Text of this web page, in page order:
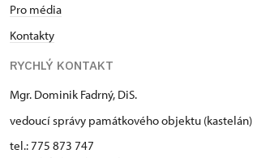
Pro média
Kontakty
RYCHLÝ KONTAKT
Mgr. Dominik Fadrný, DiS.
vedoucí správy památkového objektu (kastelán)
tel.: 775 873 747